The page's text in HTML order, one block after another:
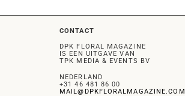
CONTACT
DPK FLORAL MAGAZINE
IS EEN UITGAVE VAN
TPK MEDIA & EVENTS BV
NEDERLAND
+31 46 481 86 00
MAIL@DPKFLORALMAGAZINE.COM